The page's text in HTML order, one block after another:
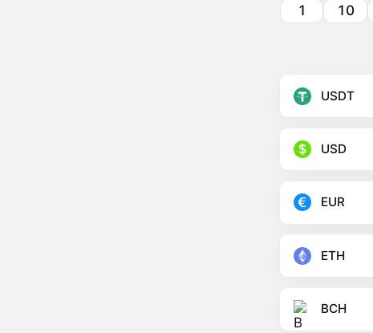
1 10
USDT
USD
EUR
ETH
BCH